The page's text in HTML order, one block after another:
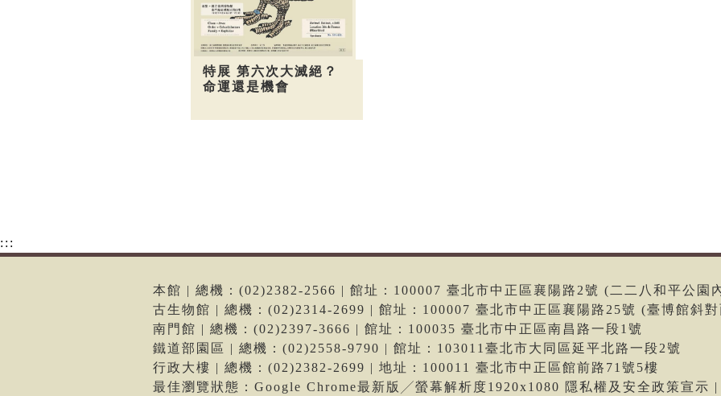
特展 第六次大滅絕？
命運還是機會
:::
本館 | 總機：(02)2382-2566 | 館址：100007 臺北市中正區襄陽路2號 (二二八和平公園
古生物館 | 總機：(02)2314-2699 | 館址：100007 臺北市中正區襄陽路25號 (臺博館斜
南門館 | 總機：(02)2397-3666 | 館址：100035 臺北市中正區南昌路一段1號
鐵道部園區 | 總機：(02)2558-9790 | 館址：103011臺北市大同區延平北路一段2號
行政大樓 | 總機：(02)2382-2699 | 地址：100011 臺北市中正區館前路71號5樓
最佳瀏覽狀態：Google Chrome最新版╱螢幕解析度1920x1080 隱私權及安全政策宣示